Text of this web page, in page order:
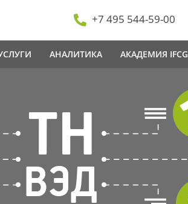
+7 495 544-59-00
АНАЛИТИКА АКАДЕМИЯ IFCG